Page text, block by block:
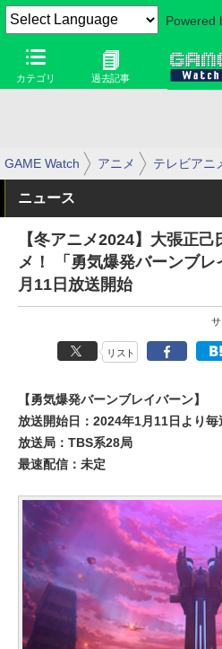
Powered
カテゴリ 過去記事
GAME Watch アニメ テレビアニ
ニュース
【冬アニメ2024】大張正
メ！ 「勇気爆発バーンブ
月11日放送開始
リスト
【勇気爆発バーンブレイバーン】
放送開始日：2024年1月11日より毎
放送局：TBS系28局
最速配信：未定